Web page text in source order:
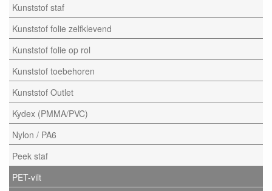
Kunststof staf
Kunststof folie zelfklevend
Kunststof folie op rol
Kunststof toebehoren
Kunststof Outlet
Kydex (PMMA/PVC)
Nylon / PA6
Peek staf
PET-vilt